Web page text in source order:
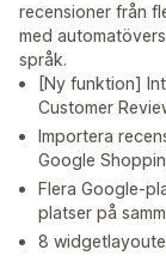
recensioner från
med
språk.
[Ny funktion]
Customer
Importera
Google
Flera Google-
platser på
8